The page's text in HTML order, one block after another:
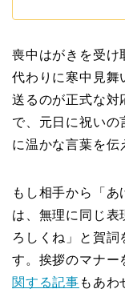
喪中はがきを受け
代わりに寒中見舞
送るのが正式な対
で、元日に祝いの
に温かな言葉を伝
もし相手から「
は、無理に同じ表
ろしくね」と賀詞
す。挨拶のマナー
関する記事 もあわ